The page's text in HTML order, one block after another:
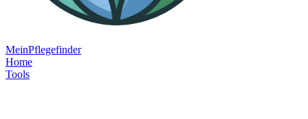
MeinPflegefinder
Home
Tools